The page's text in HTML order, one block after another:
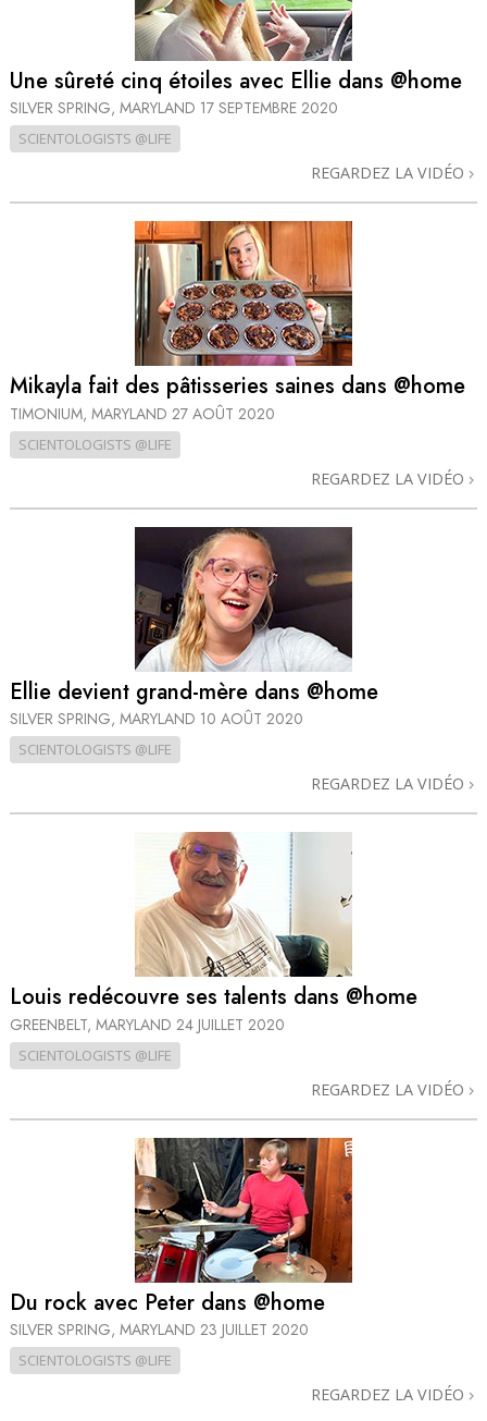
Une sûreté cinq étoiles avec Ellie dans @home
SILVER SPRING, MARYLAND 17 SEPTEMBRE 2020
SCIENTOLOGISTS @LIFE
REGARDEZ LA VIDÉO
Mikayla fait des pâtisseries saines dans @home
TIMONIUM, MARYLAND 27 AOÛT 2020
SCIENTOLOGISTS @LIFE
REGARDEZ LA VIDÉO
Ellie devient grand-mère dans @home
SILVER SPRING, MARYLAND 10 AOÛT 2020
SCIENTOLOGISTS @LIFE
REGARDEZ LA VIDÉO
Louis redécouvre ses talents dans @home
GREENBELT, MARYLAND 24 JUILLET 2020
SCIENTOLOGISTS @LIFE
REGARDEZ LA VIDÉO
Du rock avec Peter dans @home
SILVER SPRING, MARYLAND 23 JUILLET 2020
SCIENTOLOGISTS @LIFE
REGARDEZ LA VIDÉO